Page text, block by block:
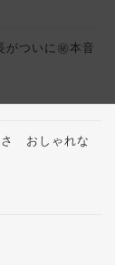
ついに㊙本音
さ おしゃれな